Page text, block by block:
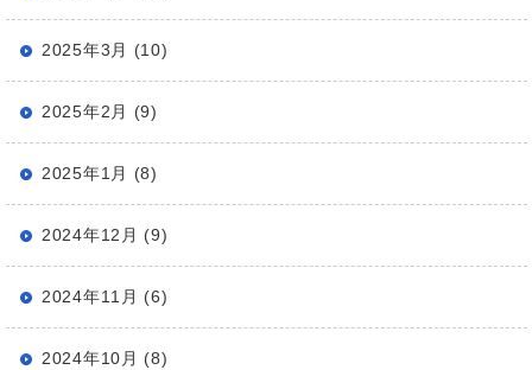
2025年3月 (10)
2025年2月 (9)
2025年1月 (8)
2024年12月 (9)
2024年11月 (6)
2024年10月 (8)